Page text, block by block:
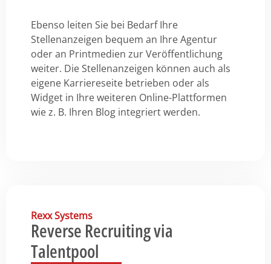
Ebenso leiten Sie bei Bedarf Ihre
Stellenanzeigen bequem an Ihre Agentur
oder an Printmedien zur Veröffentlichung
weiter. Die Stellenanzeigen können auch als
eigene Karriereseite betrieben oder als
Widget in Ihre weiteren Online-Plattformen
wie z. B. Ihren Blog integriert werden.
Rexx Systems
Reverse Recruiting via
Talentpool